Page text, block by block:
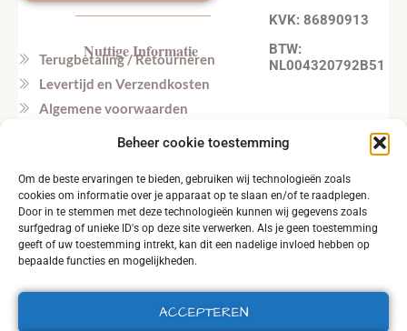
Beheer cookie toestemming
Om de beste ervaringen te bieden, gebruiken wij technologieën zoals
cookies om informatie over je apparaat op te slaan en/of te raadplegen.
Door in te stemmen met deze technologieën kunnen wij gegevens zoals
surfgedrag of unieke ID's op deze site verwerken. Als je geen toestemming
geeft of uw toestemming intrekt, kan dit een nadelige invloed hebben op
bepaalde functies en mogelijkheden.
ACCEPTEREN
Nuttige Informatie
Terugbetaling / Retourneren
Levertijd en Verzendkosten
Algemene voorwaarden
Tel. NL: +31164603172 (NL, EN)
Tel. BE: +32495219857 (NL, EN)
KVK: 86890913
BTW:
NL004320792B51